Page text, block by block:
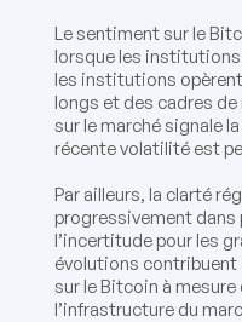
Le sentiment sur le
lorsque les
les institutions
longs et des cadres
sur le marché signale
récente volatilité est
Par ailleurs, la clarté
progressivement
l’incertitude pour les
évolutions contribuent
sur le Bitcoin à mesure
l’infrastructure du